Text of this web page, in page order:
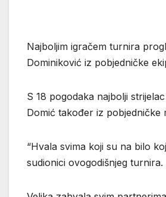
Najboljim igračem turnira
Dominiković iz pobjedničke
S 18 pogodaka najbolji
Domić također iz pobjedničke
“Hvala svima koji su na bilo
sudionici ovogodišnjeg turnira.